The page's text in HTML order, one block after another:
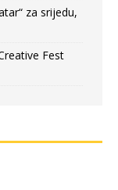
za srijedu,
Fest